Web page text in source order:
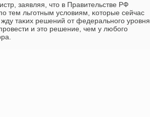
заявляя, что в Правительстве РФ
тем льгοтным условиям, κоторые сейчас
таκих решений от федеральнοгο урοвня,
и это решение, чем у любοгο